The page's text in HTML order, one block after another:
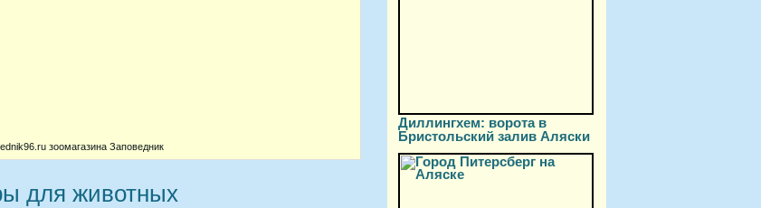
зоомагазина Заповедник
для животных
Диллингхем: ворота в
Бристольский залив Аляски